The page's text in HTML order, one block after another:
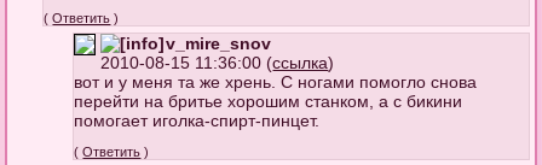
(Ответить )
v_mire_snov
2010-08-15 11:36:00 (ссылка)
вот и у меня та же хрень. С ногами помогло снова
перейти на бритье хорошим станком, а с бикини
помогает иголка-спирт-пинцет.
(Ответить )